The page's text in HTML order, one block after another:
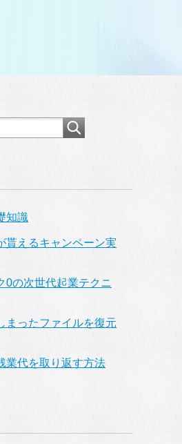
知識
貰えるキャンペーン実
0の次世代起業テクニ
まったファイルを復元
業代を取り返す方法